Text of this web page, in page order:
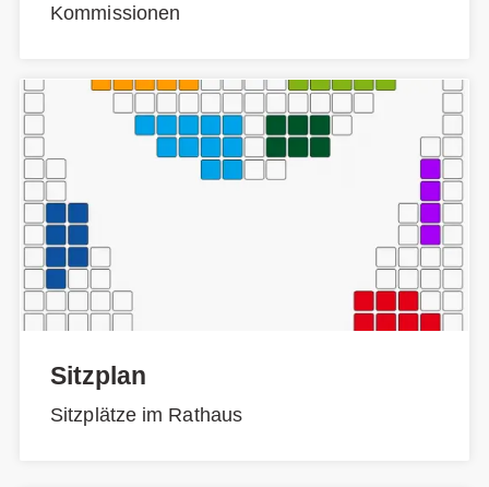
Kommissionen
Sitzplan
Sitzplätze im Rathaus